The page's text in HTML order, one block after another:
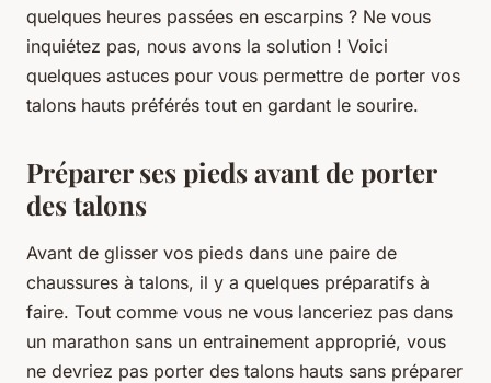
quelques heures passées en escarpins ? Ne vous
inquiétez pas, nous avons la solution ! Voici
quelques astuces pour vous permettre de porter vos
talons hauts préférés tout en gardant le sourire.
Préparer ses pieds avant de porter
des talons
Avant de glisser vos pieds dans une paire de
chaussures à talons, il y a quelques préparatifs à
faire. Tout comme vous ne vous lanceriez pas dans
un marathon sans un entrainement approprié, vous
ne devriez pas porter des talons hauts sans préparer